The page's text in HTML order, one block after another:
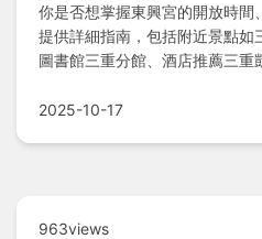
你是否想掌握東興宮的開放時間
提供詳細指南，包括附近景點如
圖書館三重分館、酒店推薦三重
程。
2025-10-17
963views